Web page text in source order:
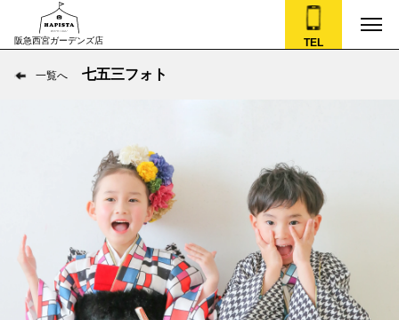
阪急西宮ガーデンズ店 TEL
一覧へ 七五三フォト